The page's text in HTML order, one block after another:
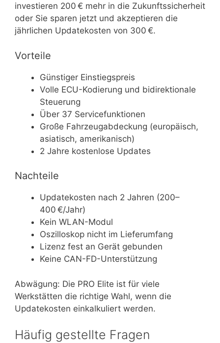
investieren 200 € mehr in die Zukunftssicherheit
oder Sie sparen jetzt und akzeptieren die
jährlichen Updatekosten von 300 €.
Vorteile
Günstiger Einstiegspreis
Volle ECU-Kodierung und bidirektionale
Steuerung
Über 37 Servicefunktionen
Große Fahrzeugabdeckung (europäisch,
asiatisch, amerikanisch)
2 Jahre kostenlose Updates
Nachteile
Updatekosten nach 2 Jahren (200–
400 €/Jahr)
Kein WLAN-Modul
Oszilloskop nicht im Lieferumfang
Lizenz fest an Gerät gebunden
Keine CAN-FD-Unterstützung
Abwägung: Die PRO Elite ist für viele
Werkstätten die richtige Wahl, wenn die
Updatekosten einkalkuliert werden.
Häufig gestellte Fragen